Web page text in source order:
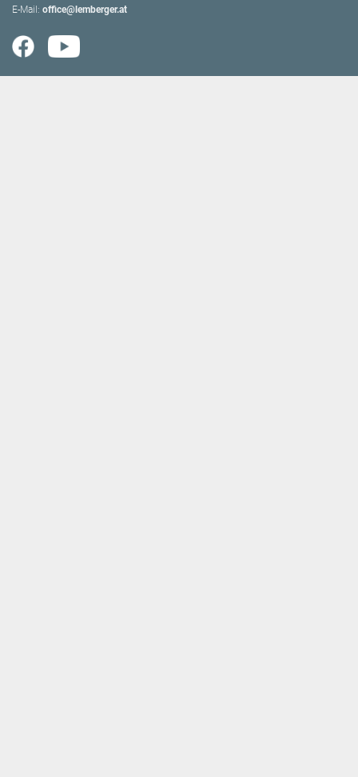
E-Mail: office@lemberger.at